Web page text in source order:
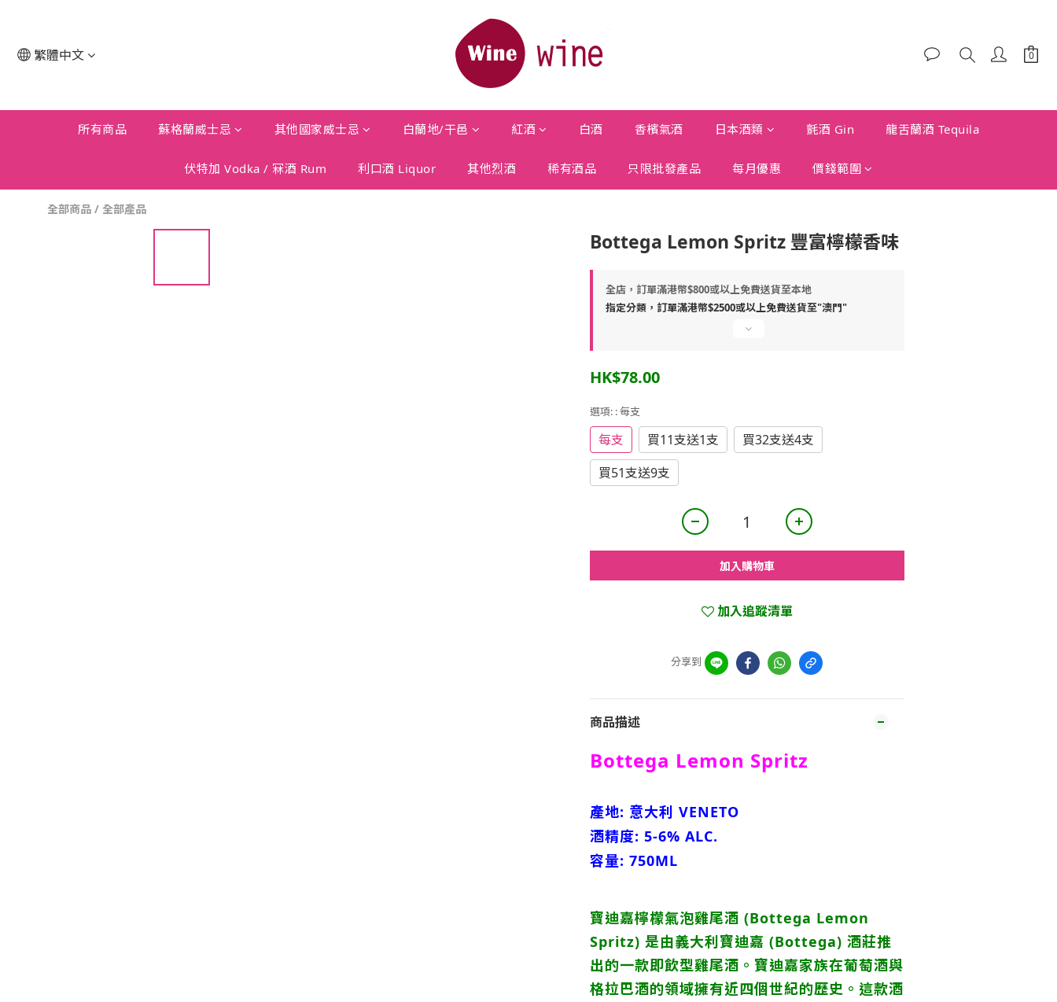
繁體中文
所有商品 蘇格蘭威士忌 其他國家威士忌 白蘭地/干邑 紅酒 白酒 香檳氣酒 日本酒類 氈酒 Gin 龍舌蘭酒 Tequila
伏特加 Vodka / 冧酒 Rum 利口酒 Liquor 其他烈酒 稀有酒品 只限批發產品 每月優惠 價錢範圍
全部商品 / 全部產品
Bottega Lemon Spritz 豐富檸檬香味
全店，訂單滿港幣$800或以上免費送貨至本地
指定分類，訂單滿港幣$2500或以上免費送貨至"澳門"
HK$78.00
選項: : 每支
每支 買11支送1支
買32支送4支
買51支送9支
加入購物車
加入追蹤清單
分享到
商品描述
Bottega Lemon Spritz
產地: 意大利 VENETO
酒精度: 5-6% ALC.
容量: 750ML
寶迪嘉檸檬氣泡雞尾酒 (Bottega Lemon
Spritz) 是由義大利寶迪嘉 (Bottega) 酒莊推
出的一款即飲型雞尾酒。寶迪嘉家族在葡萄酒與
格拉巴酒的領域擁有近四個世紀的歷史。這款酒